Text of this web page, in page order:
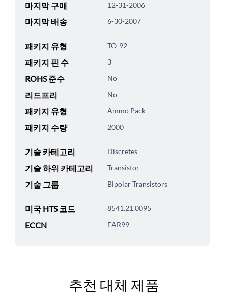
마지막 구매 12-31-2006
마지막 배송 6-30-2007
패키지 유형 TO-92
패키지 핀 수 3
ROHS 준수 No
리드프리 No
패키지 유형 Ammo Pack
패키지 수량 2000
기술 카테고리 Discretes
기술 하위 카테고리 Transistor
기술 그룹 Bipolar Transistors
미국 HTS 코드 8541.21.0095
ECCN EAR99
추천 대체 제품